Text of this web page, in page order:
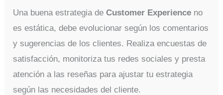
Una buena estrategia deCustomer Experience no
es estática, debe evolucionar según los comentarios
y sugerencias de los clientes. Realiza encuestas de
satisfacción, monitoriza tus redes sociales y presta
atención a las reseñas para ajustar tu estrategia
según las necesidades del cliente.